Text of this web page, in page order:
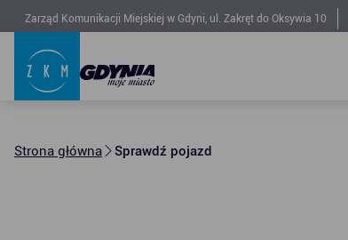
Zarząd Komunikacji Miejskiej w Gdyni, ul. Zakręt do Oksywia 10
Strona główna Sprawdź pojazd